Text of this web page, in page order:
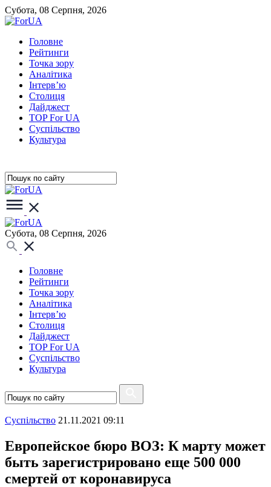
Субота, 08 Серпня, 2026
Головне
Рейтинги
Точка зору
Аналітика
Інтерв’ю
Столиця
Дайджест
TOP For UA
Суспiльство
Культура
Субота, 08 Серпня, 2026
Головне
Рейтинги
Точка зору
Аналітика
Інтерв’ю
Столиця
Дайджест
TOP For UA
Суспiльство
Культура
Суспiльство 21.11.2021 09:11
Европейское бюро ВОЗ: К марту может
быть зарегистрировано еще 500 000
смертей от коронавируса